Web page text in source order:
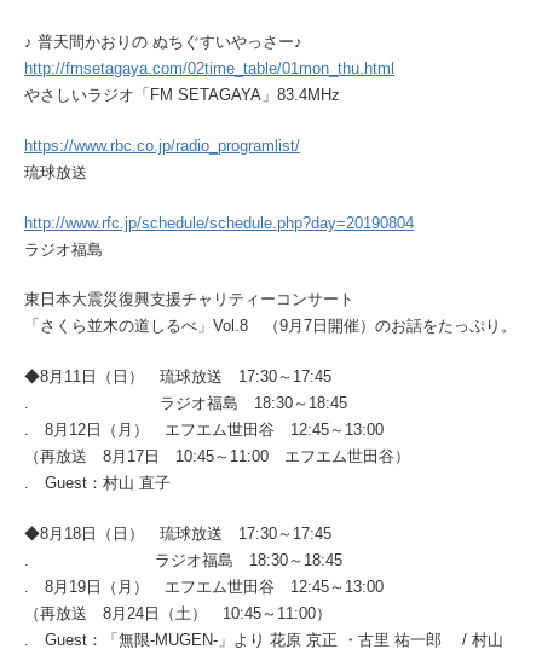
♪ 普天間かおりの ぬちぐすいやっさー♪
http://fmsetagaya.com/02time_table/01mon_thu.html
やさしいラジオ「FM SETAGAYA」83.4MHz
https://www.rbc.co.jp/radio_programlist/
琉球放送
http://www.rfc.jp/schedule/schedule.php?day=20190804
ラジオ福島
東日本大震災復興支援チャリティーコンサート
「さくら並木の道しるべ」Vol.8 （9月7日開催）のお話をたっぷり。
◆8月11日（日） 琉球放送 17:30～17:45
. ラジオ福島 18:30～18:45
. 8月12日（月） エフエム世田谷 12:45～13:00
（再放送 8月17日 10:45～11:00 エフエム世田谷）
. Guest：村山 直子
◆8月18日（日） 琉球放送 17:30～17:45
. ラジオ福島 18:30～18:45
. 8月19日（月） エフエム世田谷 12:45～13:00
（再放送 8月24日（土） 10:45～11:00）
. Guest：「無限-MUGEN-」より 花原 京正 ・古里 祐一郎 / 村山